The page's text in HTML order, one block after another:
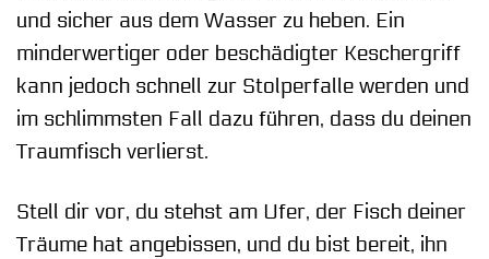
und sicher aus dem Wasser zu heben. Ein
minderwertiger oder beschädigter Keschergriff
kann jedoch schnell zur Stolperfalle werden und
im schlimmsten Fall dazu führen, dass du deinen
Traumfisch verlierst.
Stell dir vor, du stehst am Ufer, der Fisch deiner
Träume hat angebissen, und du bist bereit, ihn